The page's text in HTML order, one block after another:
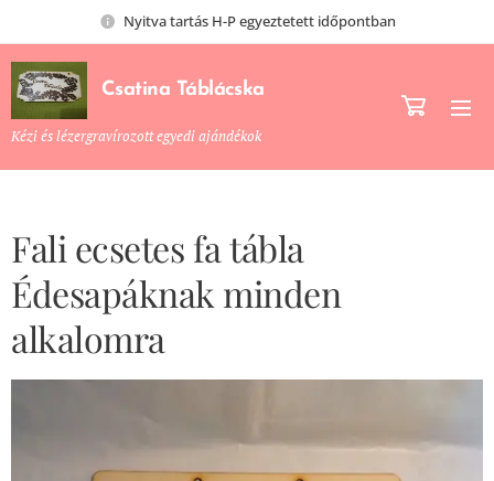
Nyitva tartás H-P egyeztetett időpontban
Csatina Táblácska
Kézi és lézergravírozott egyedi ajándékok
Fali ecsetes fa tábla
Édesapáknak minden
alkalomra